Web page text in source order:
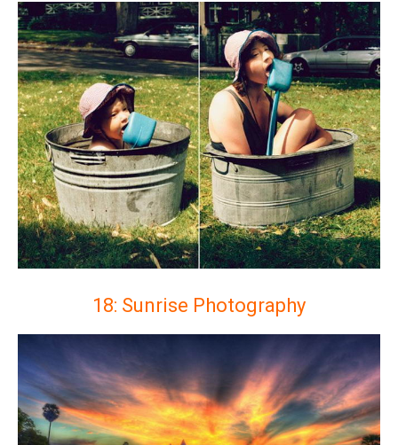
18: Sunrise Photography